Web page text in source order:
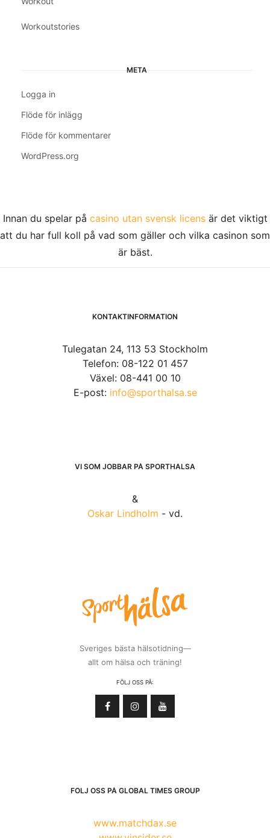
Workoutstories
META
Logga in
Flöde för inlägg
Flöde för kommentarer
WordPress.org
Innan du spelar på casino utan svensk licensär det viktigt
att du har full koll på vad som gäller och vilka casinon som
är bäst.
KONTAKTINFORMATION
Tulegatan 24, 113 53 Stockholm
Telefon: 08-122 01 457
Växel: 08-441 00 10
E-post: info@sporthalsa.se
VI SOM JOBBAR PÅ SPORTHÄLSA
&
Oskar Lindholm - vd.
Sveriges bästa hälsotidning—
allt om hälsa och träning!
FÖLJ OSS PÅ:
FÖLJ OSS PÅ GLOBAL TIMES GROUP
www.matchdax.se